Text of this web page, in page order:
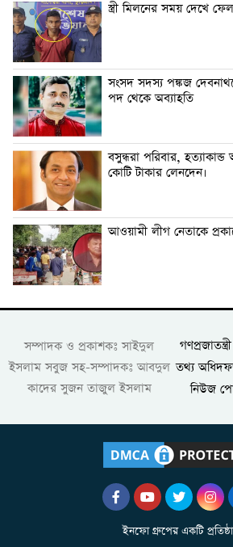
স্ত্রী মিলনের সময় দেখে
সংসদ সদস্য পঙ্কজ
পদ থেকে অব্যাহতি
বসুন্ধরা প‌রিবার,
কো‌টি টাকার লেন‌দেন।
আওয়ামী লীগ নেতাকে
সম্পাদক ও প্রকাশকঃ সাইদুল
ইসলাম সবুজ সহ-সম্পাদকঃ আবদুল
কাদের সুজন তাজুল ইসলাম
তথ্য
নিউজ
ইনফো গ্রুপের একটি